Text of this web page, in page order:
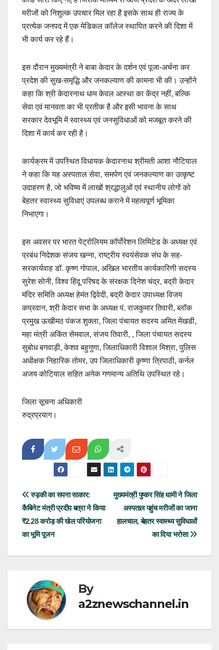
मरीजों को निशुल्क उपचार मिल रहा है इसके साथ ही राज्य के
प्रत्येक जनपद में एक मेडिकल कॉलेज स्थापित करने की दिशा में
भी कार्य कर रहे हैं।
इस दौरान मुख्यमंत्री ने बाबा केदार के दर्शन एवं पूजा-अर्चना कर
प्रदेश की सुख-समृद्धि और जनकल्याण की कामना भी की। उन्होंने
कहा कि श्री केदारनाथ धाम केवल आस्था का केंद्र नहीं, बल्कि
सेवा एवं मानवता का भी प्रतीक है और इसी भावना के साथ
सरकार देवभूमि में स्वास्थ्य एवं जनसुविधाओं को मजबूत करने की
दिशा में कार्य कर रही है।
कार्यक्रम में उपस्थित विधायक केदारनाथ श्रीमती आशा नौटियाल
ने कहा कि यह अस्पताल सेवा, समर्पण एवं जनकल्याण का उत्कृष्ट
उदाहरण है, जो भविष्य में लाखों श्रद्धालुओं एवं स्थानीय लोगों को
बेहतर स्वास्थ्य सुविधाएं उपलब्ध कराने में महत्वपूर्ण भूमिका
निभाएगा।
इस अवसर पर भारत पेट्रोलियम कॉर्पोरेशन लिमिटेड के अध्यक्ष एवं
प्रबंध निदेशक संजय खन्ना, राष्ट्रीय स्वयंसेवक संघ के सह-
सरकार्यवाह डॉ. कृष्ण गोपाल, अखिल भारतीय कार्यकारिणी सदस्य
सुरेश सोनी, विश्व हिंदू परिषद के संरक्षक दिनेश चंद्र, बद्री केदार
मंदिर समिति अध्यक्ष हेमंत द्विवेदी, बद्री केदार उपाध्यक्ष विजय
कप्रवान, श्री केदार सभा के अध्यक्ष पं. राजकुमार तिवारी, ब्लॉक
प्रमुख ऊखीमठ पंकज शुक्ला, जिला पंचायत सदस्य अमित मेंखडी,
महा मंत्री अकिंत सेमवाल, संजय तिवारी, , जिला पंचायत सदस्य
सुबोध बगवाड़ी, केशव बहुगुणा, जिलाधिकारी विशाल मिश्रा, पुलिस
अधीक्षक निहारिक तोमर, उप जिलाधिकारी कृष्णा त्रिपाठी, कर्नल
अजय कोटियाल सहित अनेक गणमान्य अतिथि उपस्थित रहे।
जिला सूचना अधिकारी
रुद्रप्रयाग।
Post
navigation
मुख्यमंत्री पुष्कर सिंह धामी ने जिला
अस्पताल पहुंच मरीजों का जाना
हालचाल, बेहतर स्वास्थ्य सुविधाओं
का दिया भरोसा
रुड़की का सपना साकार:
कैबिनेट मंत्री प्रदीप बत्रा ने किया
₹2.28 करोड़ की खेल परियोजना
का भूमि पूजन
By
a2znewschannel.in